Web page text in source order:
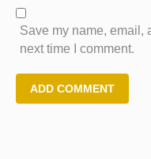
Save my name, email,
next time I comment.